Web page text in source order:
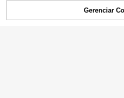
ADICIONAR
Gerenciar